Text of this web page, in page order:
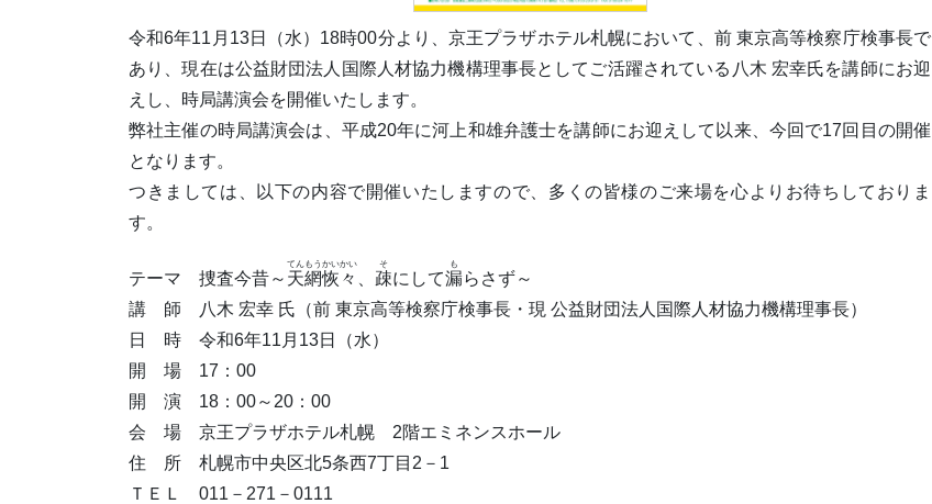
令和6年11月13日（水）18時00分より、京王プラザホテル札幌において、前 東京高等検察庁検事長で
あり、現在は公益財団法人国際人材協力機構理事長としてご活躍されている八木 宏幸氏を講師にお迎
えし、時局講演会を開催いたします。
弊社主催の時局講演会は、平成20年に河上和雄弁護士を講師にお迎えして以来、今回で17回目の開催
となります。
つきましては、以下の内容で開催いたしますので、多くの皆様のご来場を心よりお待ちしておりま
す。
テーマ 捜査今昔～ 天網恢々
てんもうかいかい
疎
そ
にして漏
も
らさず～
講 師 八木 宏幸 氏（前 東京高等検察庁検事長・現 公益財団法人国際人材協力機構理事長）
日 時 令和6年11月13日（水）
開 場 17：00
開 演 18：00～20：00
会 場 京王プラザホテル札幌 2階エミネンスホール
住 所 札幌市中央区北5条西7丁目2－1
ＴＥＬ 011－271－0111